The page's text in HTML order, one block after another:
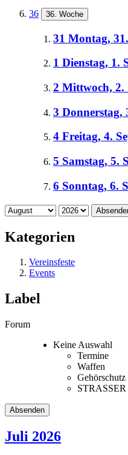
36 36. Woche
31 Montag,
1 Dienstag, 1.
2 Mittwoch, 2.
3 Donnerstag,
4 Freitag, 4.
5 Samstag, 5.
6 Sonntag, 6.
Kategorien
Vereinsfeste
Events
Label
Forum
Keine Auswahl
Termine
Waffen
Gehörschutz
STRASSER
Juli 2026